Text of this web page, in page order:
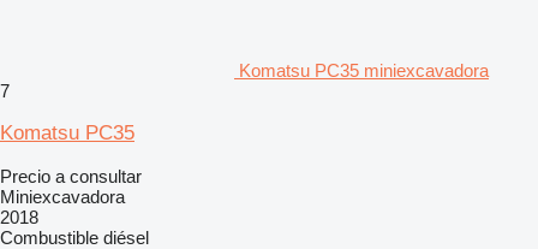
Komatsu PC35 miniexcavadora
7
Komatsu PC35
Precio a consultar
Miniexcavadora
2018
Combustible diésel